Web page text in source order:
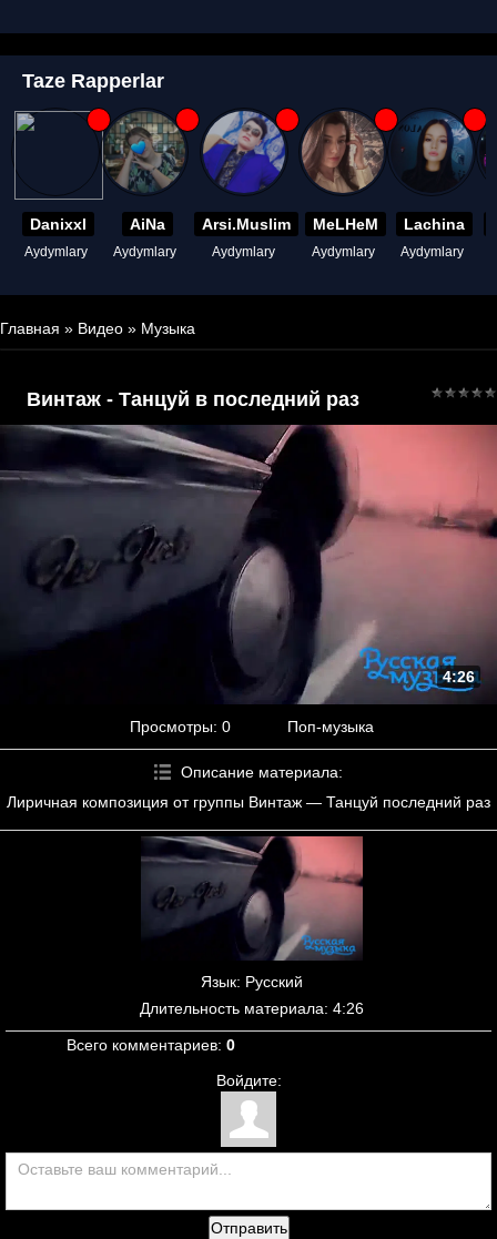
Taze Rapperlar
Danixxl
Aydymlary
AiNa
Aydymlary
Arsi.Muslim
Aydymlary
MeLHeM
Aydymlary
Lachina
Aydymlary
Главная » Видео » Музыка
Винтаж - Танцуй в последний раз
4:26
Просмотры: 0 Поп-музыка
Описание материала:
Лиричная композиция от группы Винтаж — Танцуй последний раз
Язык: Русский
Длительность материала: 4:26
Всего комментариев: 0
Войдите:
Отправить